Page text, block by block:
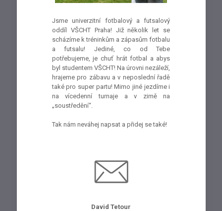
Jsme univerzitní fotbalový a futsalový
oddíl VŠCHT Praha! Již několik let se
scházíme k tréninkům a zápasům fotbalu
a futsalu! Jediné, co od Tebe
potřebujeme, je chuť hrát fotbal a abys
byl studentem VŠCHT! Na úrovni nezáleží,
hrajeme pro zábavu a v neposlední řadě
také pro super partu! Mimo jiné jezdíme i
na vícedenní turnaje a v zimě na
„soustředění“.
Tak nám neváhej napsat a přidej se také!
David Tetour